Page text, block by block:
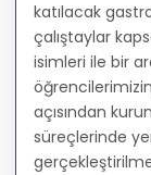
katılacak
çalıştaylar
isimleri ile bir
açısından
süreçlerinde